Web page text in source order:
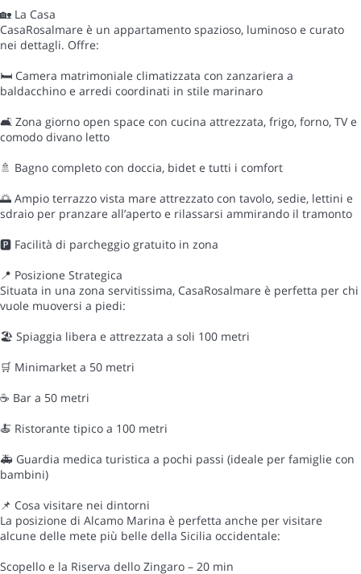
🏡 La Casa
CasaRosalmare è un appartamento spazioso, luminoso e curato
nei dettagli. Offre:
🛏️ Camera matrimoniale climatizzata con zanzariera a
baldacchino e arredi coordinati in stile marinaro
🛋️ Zona giorno open space con cucina attrezzata, frigo, forno, TV e
comodo divano letto
🚿 Bagno completo con doccia, bidet e tutti i comfort
🌅 Ampio terrazzo vista mare attrezzato con tavolo, sedie, lettini e
sdraio per pranzare all’aperto e rilassarsi ammirando il tramonto
🅿️ Facilità di parcheggio gratuito in zona
📍 Posizione Strategica
Situata in una zona servitissima, CasaRosalmare è perfetta per chi
vuole muoversi a piedi:
🏖️ Spiaggia libera e attrezzata a soli 100 metri
🛒 Minimarket a 50 metri
☕ Bar a 50 metri
🍝 Ristorante tipico a 100 metri
🚑 Guardia medica turistica a pochi passi (ideale per famiglie con
bambini)
📌 Cosa visitare nei dintorni
La posizione di Alcamo Marina è perfetta anche per visitare
alcune delle mete più belle della Sicilia occidentale:
Scopello e la Riserva dello Zingaro – 20 min